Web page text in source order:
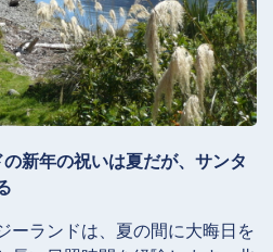
新年の祝いは夏だが、サンタ
ーランドは、夏の間に大晦日を